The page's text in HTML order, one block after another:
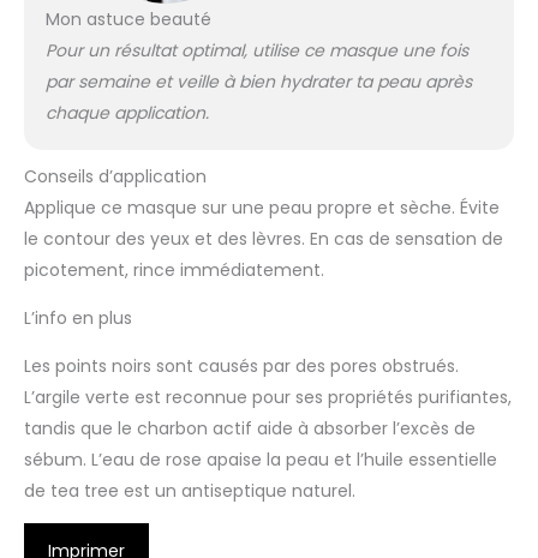
Mon astuce beauté
Pour un résultat optimal, utilise ce masque une fois
par semaine et veille à bien hydrater ta peau après
chaque application.
Conseils d’application
Applique ce masque sur une peau propre et sèche. Évite
le contour des yeux et des lèvres. En cas de sensation de
picotement, rince immédiatement.
L’info en plus
Les points noirs sont causés par des pores obstrués.
L’argile verte est reconnue pour ses propriétés purifiantes,
tandis que le charbon actif aide à absorber l’excès de
sébum. L’eau de rose apaise la peau et l’huile essentielle
de tea tree est un antiseptique naturel.
Imprimer